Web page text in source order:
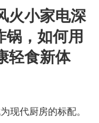
火小家电深
锅，如何用
轻食新体
现代厨房的标配。